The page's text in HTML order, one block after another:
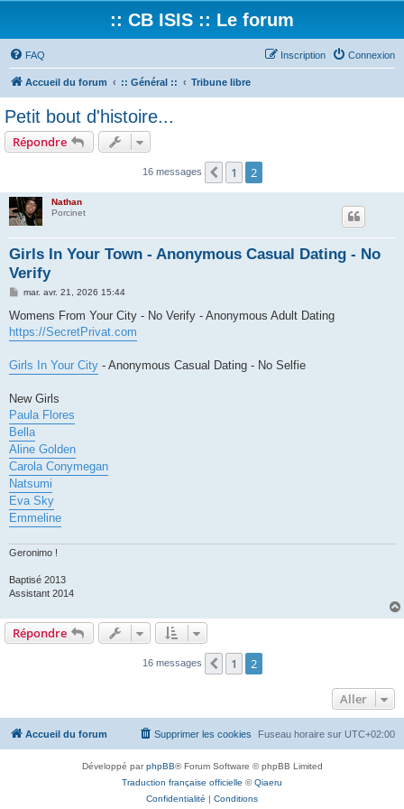
:: CB ISIS :: Le forum
FAQ Connexion
Inscription
Accueil du forum :: Général :: Tribune libre
Petit bout d'histoire...
Répondre
16 messages Précédent
1 2
Nathan
Porcinet
Girls In Your Town - Anonymous Casual Dating - No
Verify
M
s
a
mar. avr. 21, 2026 15:44
Womens From Your City - No Verify - Anonymous Adult Dating
https://SecretPrivat.com
Girls In Your City - Anonymous Casual Dating - No Selfie
New Girls
Paula Flores
Bella
Aline Golden
Carola Conymegan
Natsumi
Eva Sky
Emmeline
Geronimo !
Baptisé 2013
Assistant 2014
Répondre
16 messages Précédent
1 2
Aller
Accueil du forum Fuseau horaire sur UTC+02:00
Supprimer les cookies
Développé parphpBB® Forum Software © phpBB Limited
Traduction française officielle ©Qiaeru
Confidentialité | Conditions